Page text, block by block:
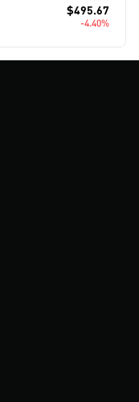
$495.67
-4.40%